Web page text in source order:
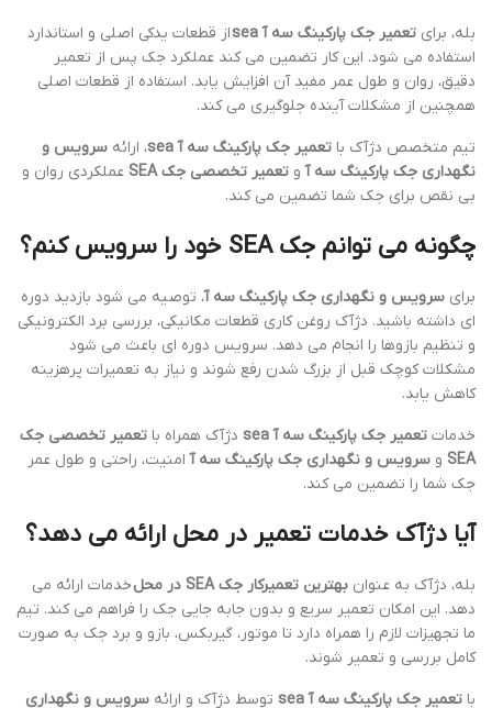
بله، برای تعمیر جک پارکینگ سه آ sea
از قطعات یدکی اصلی و استاندارد
استفاده می شود. این کار تضمین می کند عملکرد جک پس از تعمیر
دقیق، روان و طول عمر مفید آن افزایش یابد. استفاده از قطعات اصلی
همچنین از مشکلات آینده جلوگیری می کند.
تیم متخصص دژآک با تعمیر جک پارکینگ سه آ sea ، ارائه سرویس و
نگهداری جک پارکینگ سه آو تعمیر تخصصی جک SEA
عملکردی روان و
بی نقص برای جک شما تضمین می کند.
چگونه می توانم جک SEA خود را سرویس کنم؟
برای سرویس و نگهداری جک پارکینگ سه آ، توصیه می شود بازدید دوره
ای داشته باشید. دژآک روغن کاری قطعات مکانیکی، بررسی برد الکترونیکی
و تنظیم بازوها را انجام می دهد. سرویس دوره ای باعث می شود
مشکلات کوچک قبل از بزرگ شدن رفع شوند و نیاز به تعمیرات پرهزینه
کاهش یابد.
خدمات تعمیر جک پارکینگ سه آ sea دژآک همراه با تعمیر تخصصی جک
SEA و سرویس و نگهداری جک پارکینگ سه آامنیت، راحتی و طول عمر
جک شما را تضمین می کند.
آیا دژآک خدمات تعمیر در محل ارائه می دهد؟
بله، دژآک به عنوان بهترین تعمیرکار جک SEA در محل
خدمات ارائه می
دهد. این امکان تعمیر سریع و بدون جابه جایی جک را فراهم می کند. تیم
ما تجهیزات لازم را همراه دارد تا موتور، گیربکس، بازو و برد جک به صورت
کامل بررسی و تعمیر شوند.
با تعمیر جک پارکینگ سه آ sea توسط دژآک و ارائه سرویس و نگهداری